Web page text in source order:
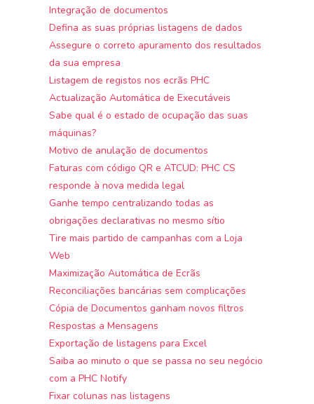
Integração de documentos
Defina as suas próprias listagens de dados
Assegure o correto apuramento dos resultados
da sua empresa
Listagem de registos nos ecrãs PHC
Actualização Automática de Executáveis
Sabe qual é o estado de ocupação das suas
máquinas?
Motivo de anulação de documentos
Faturas com código QR e ATCUD: PHC CS
responde à nova medida legal
Ganhe tempo centralizando todas as
obrigações declarativas no mesmo sítio
Tire mais partido de campanhas com a Loja
Web
Maximização Automática de Ecrãs
Reconciliações bancárias sem complicações
Cópia de Documentos ganham novos filtros
Respostas a Mensagens
Exportação de listagens para Excel
Saiba ao minuto o que se passa no seu negócio
com a PHC Notify
Fixar colunas nas listagens